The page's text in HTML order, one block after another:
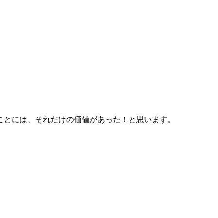
には、それだけの価値があった！と思います。